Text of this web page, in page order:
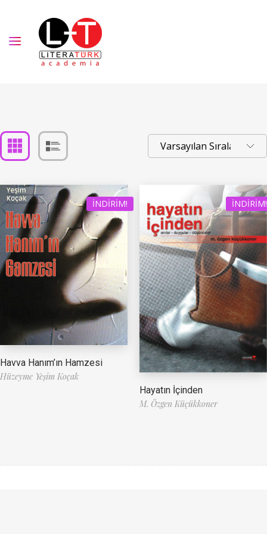
İNDIRIM!
Havva Hanım’ın Hamzesi
Hüzeyme Yeşim Koçak
İNDIRIM!
Hayatın İçinden
M. Özgen Küçükkoner